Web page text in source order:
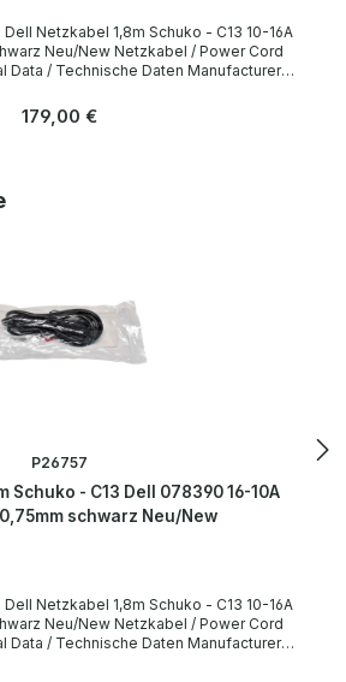
Netzkabel / Power Cord
of the manufacturer. Weitere
Regulärer Preis:
179,00 €
P26757
Schuko - C13 Dell 078390 16-10A
schwarz Neu/New
Netzkabel / Power Cord